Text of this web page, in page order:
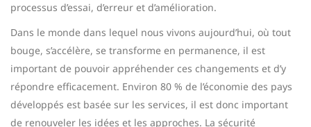
processus d’essai, d’erreur et d’amélioration.
Dans le monde dans lequel nous vivons aujourd’hui, où tout
bouge, s’accélère, se transforme en permanence, il est
important de pouvoir appréhender ces changements et d’y
répondre efficacement. Environ 80 % de l’économie des pays
développés est basée sur les services, il est donc important
de renouveler les idées et les approches. La sécurité